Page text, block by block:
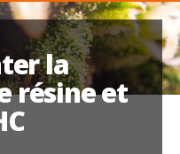
la
résine et